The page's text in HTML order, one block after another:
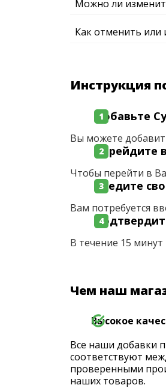
Можно ли
Как отменить или
Инструкция
Добавьте
Вы можете
Перейдите
Чтобы перейти в
Введите
Вам потребуется
В течение 15 минут
Чем наш
Высокое
Все наши добавки
соответствуют
проверенными
наших товаров.